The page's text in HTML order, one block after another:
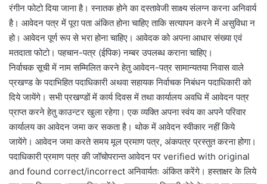
रंगीन फोटो दिया जाना है। स्नातक होने का दस्तावेजी साक्ष्य संलग्न करना अनिवार्य
है। आवेदन पत्र में पूरा पता अंकित होना चाहिए ताकि सत्यापन करने में असुविधा न
हो। आवेदन पूर्ण रूप से भरा होना चाहिए। आवेदक को अपना आधार संख्या एवं
मतदाता फोटो। पहचान-पत्र (ईपिक) नम्बर उपलब्ध कराना चाहिए।
निर्वाचक सूची में नाम सम्मिलित करने हेतु आवेदन-पत्र सामान्यतया निवास वाले
प्रखण्ड के पदाभिहित पदाधिकारी अथवा सहायक निर्वाचक निबंधन पदाधिकारी को
दिये जायेंगे। सभी प्रखण्डों में कार्य दिवस में तथा कार्यालय अवधि में आवेदन पत्र
प्राप्त करने हेतु काउन्टर खुला रहेगा। एक व्यक्ति अपना स्वंय का अपने परिवार
कार्यालय का आवेदन जमा कर सकता है। थोक में आवेदन स्वीकार नहीं किये
जायेंगे। आवेदन जमा करते समय मूल प्रमाण पत्र, अंकपत्र प्रस्तुत करना होगा।
पदाधिकारी प्रमाण पत्र की जॉचोपरान्त आवेदन पर verified with original
and found correct/incorrect अनिवार्यतः अंकित करेंगे। हस्ताक्षर के लिये